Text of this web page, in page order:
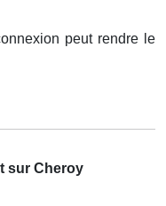
peut rendre le
sur Cheroy